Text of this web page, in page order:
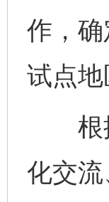
作，
试点地
根据
化交